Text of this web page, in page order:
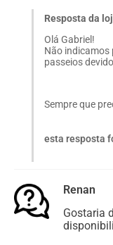
Resposta da
Olá Gabriel!
Não indicamos
passeios
Sempre que
esta resposta
Renan
Gostaria